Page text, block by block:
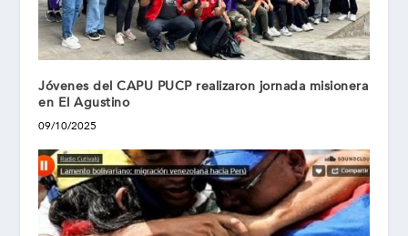
Jóvenes del CAPU PUCP realizaron jornada misionera
en El Agustino
09/10/2025